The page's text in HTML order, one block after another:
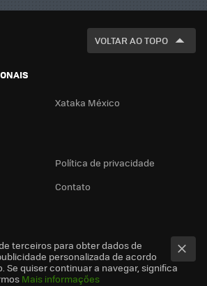
VOLTAR AO TOPO
Xataka México
Política de privacidade
Contato
terceiros para obter dados de
personalizada de acordo
Se quiser continuar a navegar, significa
Mais informações